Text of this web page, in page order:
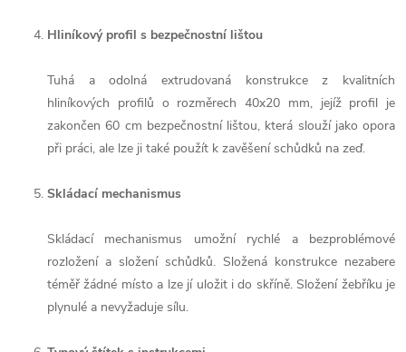
Hliníkový profil s bezpečnostní lištou
Tuhá a odolná extrudovaná konstrukce z kvalitních
hliníkových profilů o rozměrech 40x20 mm, jejíž profil je
zakončen 60 cm bezpečnostní lištou, která slouží jako opora
při práci, ale lze ji také použít k zavěšení schůdků na zeď.
Skládací mechanismus
Skládací mechanismus umožní rychlé a bezproblémové
rozložení a složení schůdků. Složená konstrukce nezabere
téměř žádné místo a lze jí uložit i do skříně. Složení žebříku je
plynulé a nevyžaduje sílu.